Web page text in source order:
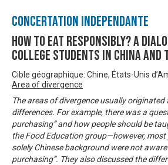
Concertation Indépendante
How to Eat Responsibly? A
College Students in China and
Cible géographique: Chine, États-Unis
Area of divergence
The areas of divergence usually
differences. For example, there was a
purchasing” and how people should be
the Food Education group—however, most
solely Chinese background were not
purchasing”. They also discussed the